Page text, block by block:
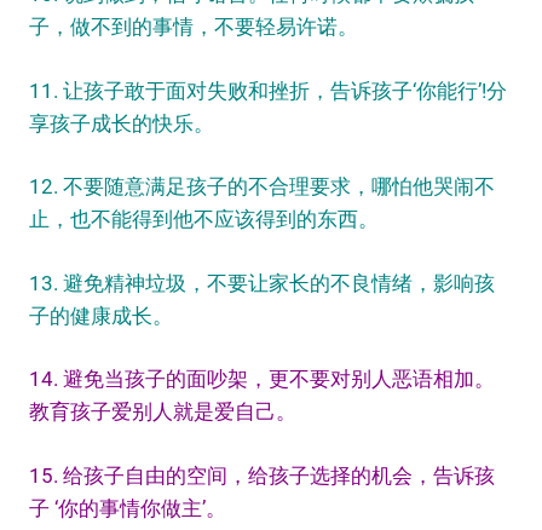
子，做不到的事情，不要轻易许诺。
11. 让孩子敢于面对失败和挫折，告诉孩子‘你能行’!分
享孩子成长的快乐。
12. 不要随意满足孩子的不合理要求，哪怕他哭闹不
止，也不能得到他不应该得到的东西。
13. 避免精神垃圾，不要让家长的不良情绪，影响孩
子的健康成长。
14. 避免当孩子的面吵架，更不要对别人恶语相加。
教育孩子爱别人就是爱自己。
15. 给孩子自由的空间，给孩子选择的机会，告诉孩
子 ‘你的事情你做主’。